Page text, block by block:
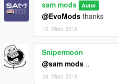
sam mods Autor
@EvoMods thanks
10. März 2018
Snipermoon
@sam mods ..
24. März 2018